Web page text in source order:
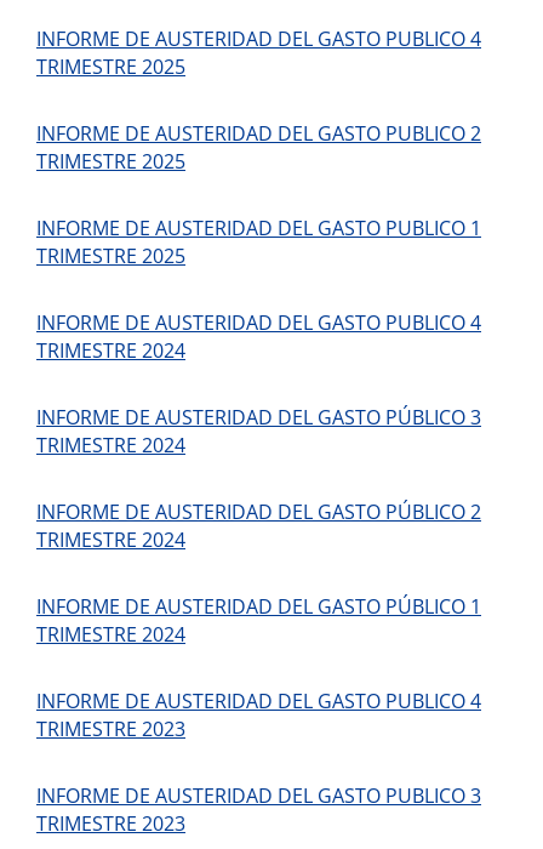
INFORME DE AUSTERIDAD DEL GASTO PUBLICO 4
TRIMESTRE 2025
INFORME DE AUSTERIDAD DEL GASTO PUBLICO 2
TRIMESTRE 2025
INFORME DE AUSTERIDAD DEL GASTO PUBLICO 1
TRIMESTRE 2025
INFORME DE AUSTERIDAD DEL GASTO PUBLICO 4
TRIMESTRE 2024
INFORME DE AUSTERIDAD DEL GASTO PÚBLICO 3
TRIMESTRE 2024
INFORME DE AUSTERIDAD DEL GASTO PÚBLICO 2
TRIMESTRE 2024
INFORME DE AUSTERIDAD DEL GASTO PÚBLICO 1
TRIMESTRE 2024
INFORME DE AUSTERIDAD DEL GASTO PUBLICO 4
TRIMESTRE 2023
INFORME DE AUSTERIDAD DEL GASTO PUBLICO 3
TRIMESTRE 2023